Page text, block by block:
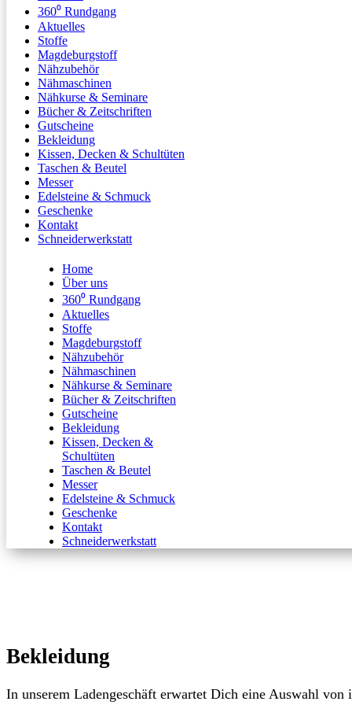
360⁰ Rundgang
Aktuelles
Stoffe
Magdeburgstoff
Nähzubehör
Nähmaschinen
Nähkurse & Seminare
Bücher & Zeitschriften
Gutscheine
Bekleidung
Kissen, Decken & Schultüten
Taschen & Beutel
Messer
Edelsteine & Schmuck
Geschenke
Kontakt
Schneiderwerkstatt
Home
Über uns
360⁰ Rundgang
Aktuelles
Stoffe
Magdeburgstoff
Nähzubehör
Nähmaschinen
Nähkurse & Seminare
Bücher & Zeitschriften
Gutscheine
Bekleidung
Kissen, Decken &
Schultüten
Taschen & Beutel
Messer
Edelsteine & Schmuck
Geschenke
Kontakt
Schneiderwerkstatt
Bekleidung
In unserem Ladengeschäft erwartet Dich eine Auswahl von